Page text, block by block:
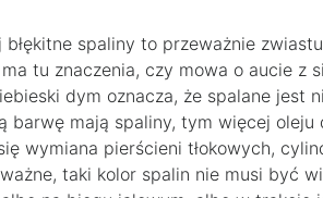
błękitne spaliny to przeważnie
tu znaczenia, czy mowa o aucie z
dym oznacza, że spalane jest
barwę mają spaliny, tym więcej oleju
wymiana pierścieni tłokowych,
taki kolor spalin nie musi być